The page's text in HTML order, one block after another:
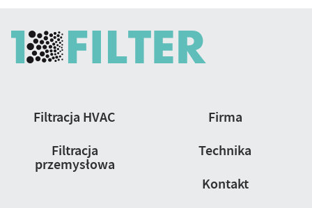
Filtracja HVAC
Filtracja
przemysłowa
Firma
Technika
Kontakt